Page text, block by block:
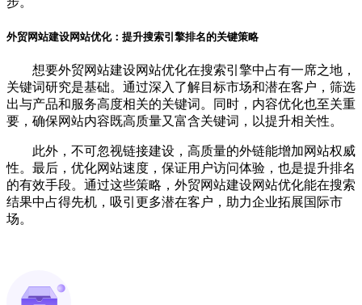
外贸网站建设网站优化：提升搜索引擎排名的关键策略
想要外贸网站建设网站优化在搜索引擎中占有一席之地，
关键词研究是基础。通过深入了解目标市场和潜在客户，筛选
出与产品和服务高度相关的关键词。同时，内容优化也至关重
要，确保网站内容既高质量又富含关键词，以提升相关性。
此外，不可忽视链接建设，高质量的外链能增加网站权威
性。最后，优化网站速度，保证用户访问体验，也是提升排名
的有效手段。通过这些策略，外贸网站建设网站优化能在搜索
结果中占得先机，吸引更多潜在客户，助力企业拓展国际市
场。